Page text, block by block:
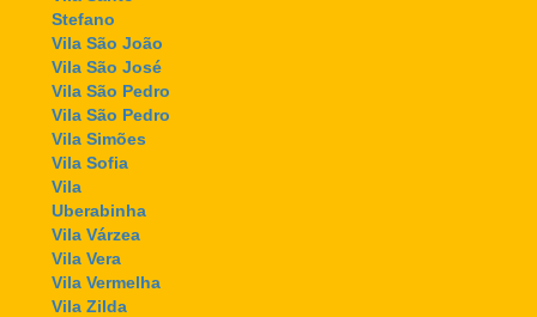
Stefano
Vila São João
Vila São José
Vila São Pedro
Vila São Pedro
Vila Simões
Vila Sofia
Vila
Uberabinha
Vila Várzea
Vila Vera
Vila Vermelha
Vila Zilda